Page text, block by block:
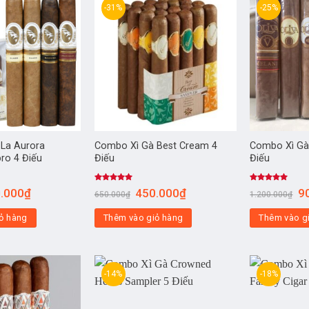
Aurora
4 Điếu
₫
hàng
-31%
Combo Xì Gà Best Cream 4
Điếu
hạng5.00
650.000₫ 450.000₫
Thêm vào giỏ hàng
-25%
Combo Xì
Điếu
hạng5.00
1.200.000₫
Thêm vào
-14% -18%